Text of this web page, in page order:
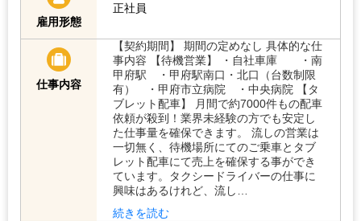
雇用形態
正社員
仕事内容
【契約期間】 期間の定めなし 具体的な仕
事内容 【待機営業】 ・自社車庫 ・南
甲府駅 ・甲府駅南口・北口（台数制限
有） ・甲府市立病院 ・中央病院 【タ
ブレット配車】 月間で約7000件もの配車
依頼が殺到！業界未経験の方でも安定し
た仕事量を確保できます。 流しの営業は
一切無く、待機場所にてのご乗車とタブ
レット配車にて売上を確保する事ができ
ています。タクシードライバーの仕事に
興味はあるけれど、流し…
続きを読む